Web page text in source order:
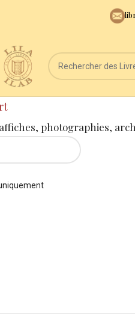
photographies,